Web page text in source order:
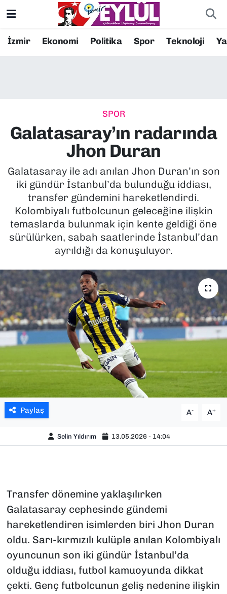
İzmir Ekonomi Politika Spor Teknoloji
SPOR
Galatasaray’ın radarında
Jhon Duran
Galatasaray ile adı anılan Jhon Duran’ın son
iki gündür İstanbul’da bulunduğu iddiası,
transfer gündemini hareketlendirdi.
Kolombiyalı futbolcunun geleceğine ilişkin
temaslarda bulunmak için kente geldiği öne
sürülürken, sabah saatlerinde İstanbul’dan
ayrıldığı da konuşuluyor.
Paylaş A- A+
Selin Yıldırım 13.05.2026 - 14:04
Transfer dönemine yaklaşılırken
Galatasaray cephesinde gündemi
hareketlendiren isimlerden biri Jhon Duran
oldu. Sarı-kırmızılı kulüple anılan Kolombiyalı
oyuncunun son iki gündür İstanbul’da
olduğu iddiası, futbol kamuoyunda dikkat
çekti. Genç futbolcunun geliş nedenine ilişkin
Resmi İlanlar
EKONOMİ
KÜLTÜR SANAT
MAGAZİN
POLİTİKA
SAĞLIK
SPOR
TEKNOLOJİ
YAŞAM
YEREL YÖNETİMLER
Konak Nöbetçi Eczaneler
Süper Lig Puan Durumu ve Fikstür
Tüm Manşetler
Son Dakika Haberleri
Haber Arşivi